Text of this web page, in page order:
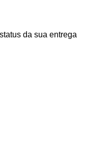
da sua entrega